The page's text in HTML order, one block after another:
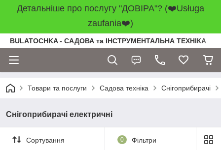
Детальніше про послугу "ДОВІРА"? (❤️Usługa
zaufania❤️)
BULATOCHKA - САДОВА та ІНСТРУМЕНТАЛЬНА ТЕХНІКА
Товари та послуги Садова техніка Снігоприбирачі
Снігоприбирачі електричні
Сортування 0 Фільтри